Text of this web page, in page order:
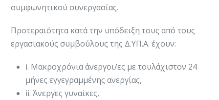
συμφωνητικού συνεργασίας.
Προτεραιότητα κατά την υπόδειξη τους από τους
εργασιακούς συμβούλους της Δ.ΥΠ.Α. έχουν:
i. Μακροχρόνια άνεργοι/ες με τουλάχιστον 24
μήνες εγγεγραμμένης ανεργίας,
ii. Άνεργες γυναίκες,